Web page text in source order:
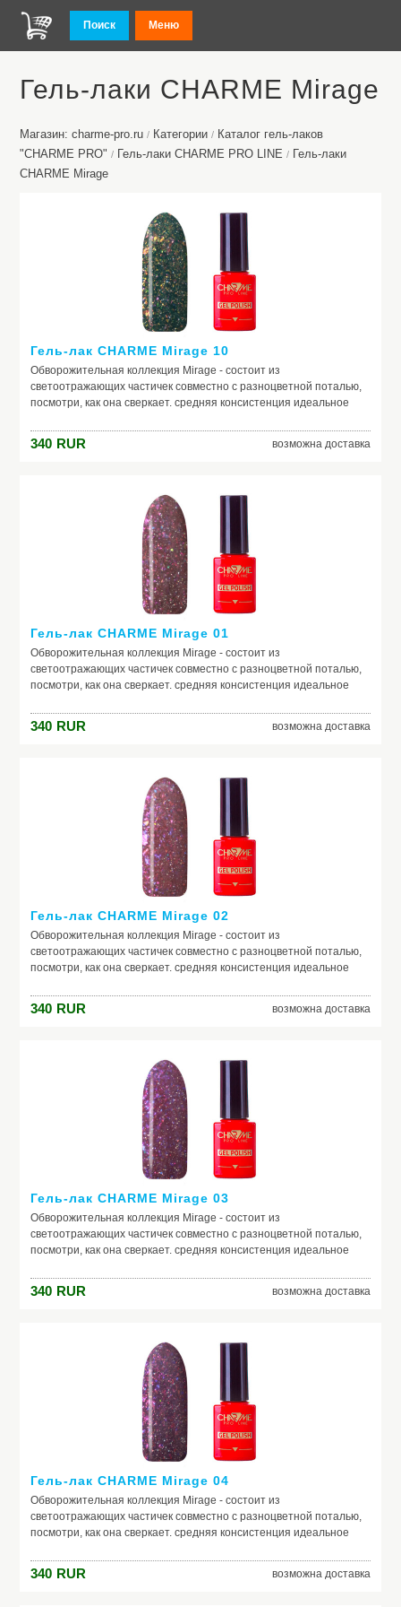
Поиск Меню
Гель-лаки CHARME Mirage
Магазин: charme-pro.ru / Категории / Каталог гель-лаков
"CHARME PRO" / Гель-лаки CHARME PRO LINE / Гель-лаки
CHARME Mirage
Гель-лак CHARME Mirage 10
Обворожительная коллекция Mirage - состоит из
светоотражающих частичек совместно с разноцветной поталью,
посмотри, как она сверкает. средняя консистенция идеальное
340 RUR возможна доставка
Гель-лак CHARME Mirage 01
Обворожительная коллекция Mirage - состоит из
светоотражающих частичек совместно с разноцветной поталью,
посмотри, как она сверкает. средняя консистенция идеальное
340 RUR возможна доставка
Гель-лак CHARME Mirage 02
Обворожительная коллекция Mirage - состоит из
светоотражающих частичек совместно с разноцветной поталью,
посмотри, как она сверкает. средняя консистенция идеальное
340 RUR возможна доставка
Гель-лак CHARME Mirage 03
Обворожительная коллекция Mirage - состоит из
светоотражающих частичек совместно с разноцветной поталью,
посмотри, как она сверкает. средняя консистенция идеальное
340 RUR возможна доставка
Гель-лак CHARME Mirage 04
Обворожительная коллекция Mirage - состоит из
светоотражающих частичек совместно с разноцветной поталью,
посмотри, как она сверкает. средняя консистенция идеальное
340 RUR возможна доставка